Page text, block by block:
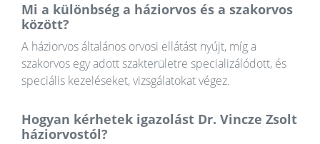
Mi a különbség a háziorvos és a szakorvos
között?
A háziorvos általános orvosi ellátást nyújt, míg a
szakorvos egy adott szakterületre specializálódott, és
speciális kezeléseket, vizsgálatokat végez.
Hogyan kérhetek igazolást Dr. Vincze Zsolt
háziorvostól?